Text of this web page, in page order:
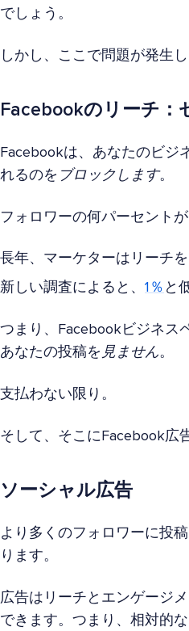
でしょう。
しかし、ここで問題が発生し
Facebookのリーチ：
Facebookは、あなたのビジ
れるのを ブロックします。
フォロワーの何パーセント
長年、マーケターはリーチ
新しい調査によると、 1％ と
つまり、Facebookビジネス
あなたの投稿を 見ません。
支払わない限り。
そして、そこにFacebook広
ソーシャル広告
より多くのフォロワーに投
ります。
広告はリーチとエンゲージ
できます。つまり、相対的